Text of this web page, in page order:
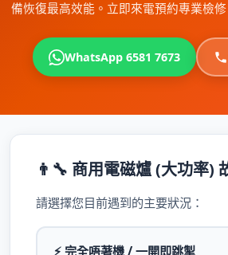
備恢復最高效能。立即來電預約專業檢
WhatsApp 6581 7673
👨‍🔧 商用電磁爐 (大功率)
請選擇您目前遇到的主要狀況：
⚡ 完全唔著機 / 一開即跳掣